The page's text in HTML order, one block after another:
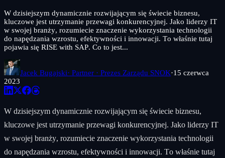
W dzisiejszym dynamicznie rozwijającym się świecie biznesu,
kluczowe jest utrzymanie przewagi konkurencyjnej. Jako liderzy IT
w swojej branży, rozumiecie znaczenie wykorzystania technologii
do napędzania wzrostu, efektywności i innowacji. To właśnie tutaj
pojawia się RISE with SAP. Co to jest...
Jacek Bugajski· Partner · Prezes Zarządu SNOK·15 czerwca
2023
W dzisiejszym dynamicznie rozwijającym się świecie biznesu,
kluczowe jest utrzymanie przewagi konkurencyjnej. Jako liderzy IT
w swojej branży, rozumiecie znaczenie wykorzystania technologii
do napędzania wzrostu, efektywności i innowacji. To właśnie tutaj